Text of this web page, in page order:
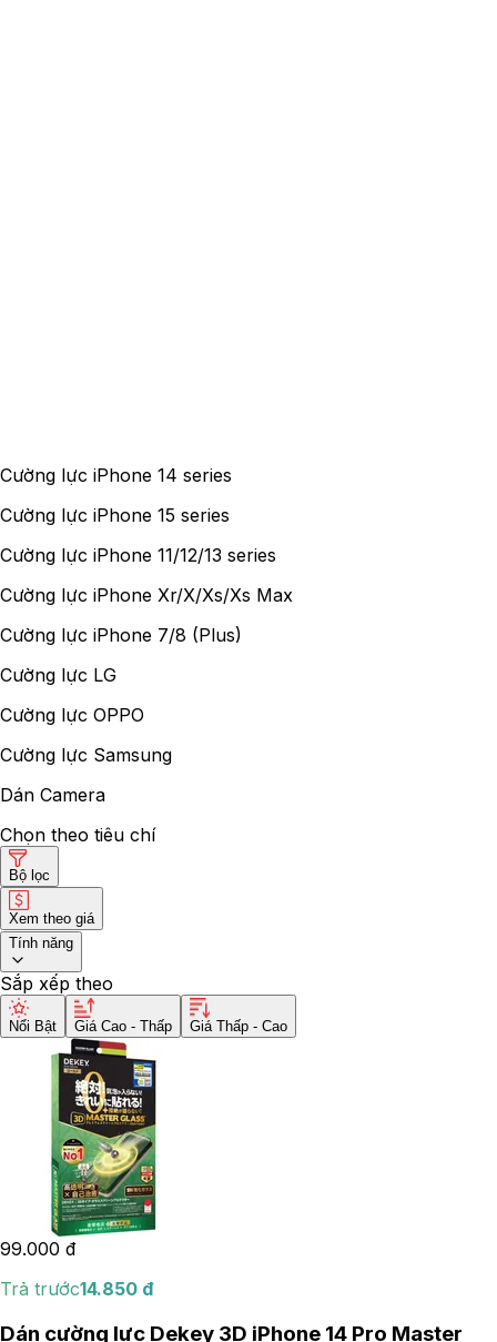
Cường lực iPhone 14 series
Cường lực iPhone 15 series
Cường lực iPhone 11/12/13 series
Cường lực iPhone Xr/X/Xs/Xs Max
Cường lực iPhone 7/8 (Plus)
Cường lực LG
Cường lực OPPO
Cường lực Samsung
Dán Camera
Chọn theo tiêu chí
Bộ lọc
Xem theo giá
Tính năng
Sắp xếp theo
Nổi Bật Giá Cao - Thấp Giá Thấp - Cao
99.000 đ
Trả trước14.850 đ
Dán cường lực Dekey 3D iPhone 14 Pro Master